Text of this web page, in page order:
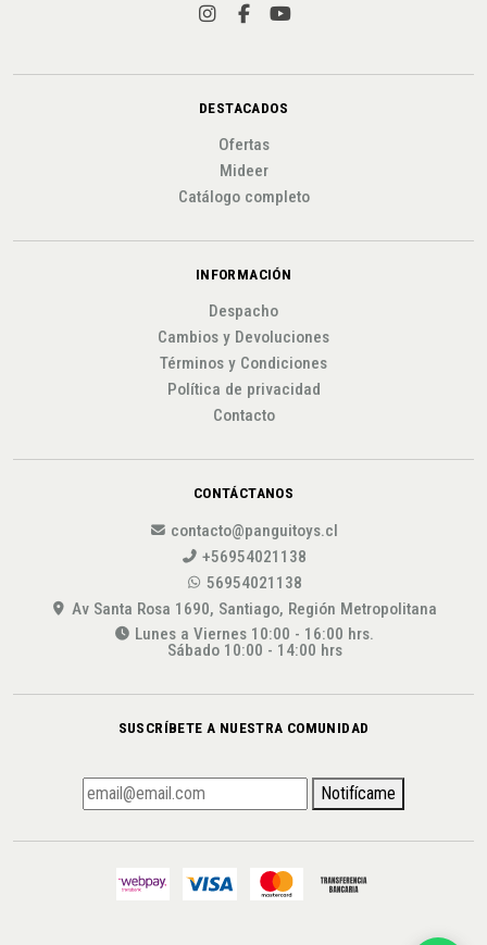
DESTACADOS
Ofertas
Mideer
Catálogo completo
INFORMACIÓN
Despacho
Cambios y Devoluciones
Términos y Condiciones
Política de privacidad
Contacto
CONTÁCTANOS
contacto@panguitoys.cl
+56954021138
56954021138
Av Santa Rosa 1690, Santiago, Región Metropolitana
Lunes a Viernes 10:00 - 16:00 hrs.
Sábado 10:00 - 14:00 hrs
SUSCRÍBETE A NUESTRA COMUNIDAD
Notifícame